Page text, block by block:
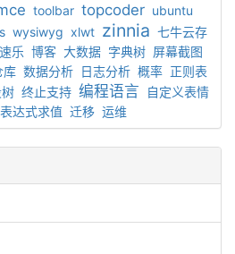
toolbar topcoder ubuntu
wysiwyg xlwt zinnia 七牛云存
乐 博客 大数据 字典树 屏幕截图
库 数据分析 日志分析 概率 正则表
终止支持 编程语言
自定义表情
表达式求值 迁移 运维